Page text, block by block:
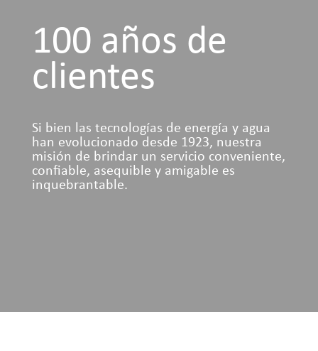
100 años de
clientes
Si bien las tecnologías de energía y agua
han evolucionado desde 1923, nuestra
misión de brindar un servicio conveniente,
confiable, asequible y amigable es
inquebrantable.